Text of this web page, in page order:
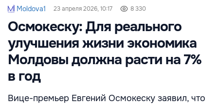
Moldova1 23 апреля 2026, 10:17 8 330
Осмокеску: Для реального
улучшения жизни экономика
Молдовы должна расти на 7%
в год
Вице-премьер Евгений Осмокеску заявил, что